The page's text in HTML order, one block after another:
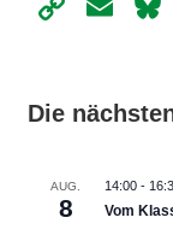
Die
AUG.
8
14:00-
Vom